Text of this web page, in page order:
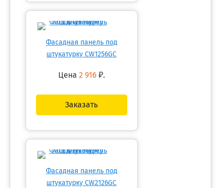
Фасадная панель под
штукатурку CW1256GC
Цена 2 916 ₽.
Заказать
Фасадная панель под
штукатурку CW2126GC